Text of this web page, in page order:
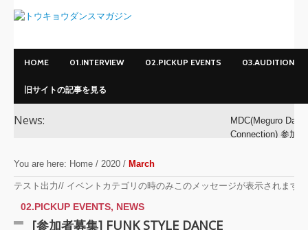
HOME 01.INTERVIEW 02.PICKUP EVENTS 03.AUDITION
旧サイトの記事を見る
News:
MDC(Meguro
Connection) 参加ダ
MDC(Meguro
You are here: Home / 2020 / March
テスト出力// イベントカテゴリの時のみこのメッセージが表示されます
02.PICKUP EVENTS, NEWS
[参加者募集] FUNK STYLE DANCE